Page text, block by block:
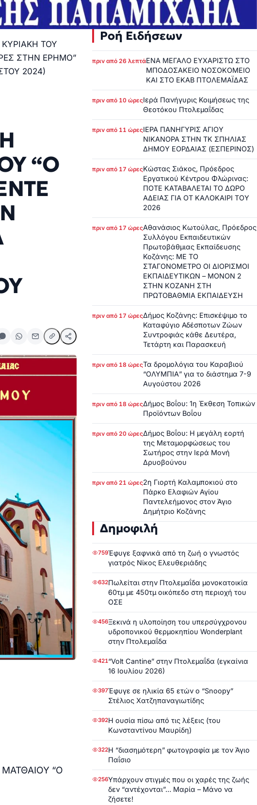
ΤΟΥ
ΣΤΗΝ ΕΡΗΜΟ”
2024)
“Ο
“Ο
Ροή Ειδήσεων
πριν από 26 λεπτάΕΝΑ ΜΕΓΑΛΟ ΕΥΧΑΡΙΣΤΩ ΣΤΟ
ΜΠΟΔΟΣΑΚΕΙΟ ΝΟΣΟΚΟΜΕΙΟ
ΚΑΙ ΣΤΟ ΕΚΑΒ ΠΤΟΛΕΜΑΪΔΑΣ
πριν από 10 ώρεςΙερά Πανήγυρις Κοιμήσεως της
Θεοτόκου Πτολεμαΐδας
πριν από 11 ώρεςΙΕΡΑ ΠΑΝΗΓΥΡΙΣ ΑΓΙΟΥ
ΝΙΚΑΝΟΡΑ ΣΤΗΝ ΤΚ ΣΠΗΛΙΑΣ
ΔΗΜΟΥ ΕΟΡΔΑΙΑΣ (ΕΣΠΕΡΙΝΟΣ)
πριν από 17 ώρεςΚώστας Σιάκος, Πρόεδρος
Εργατικού Κέντρου Φλώρινας:
ΠΟΤΕ ΚΑΤΑΒΑΛΕΤΑΙ ΤΟ ΔΩΡΟ
ΑΔΕΙΑΣ ΓΙΑ ΟΤ ΚΑΛΟΚΑΙΡΙ ΤΟΥ
2026
πριν από 17 ώρεςΑθανάσιος Κωτούλας, Πρόεδρος
Συλλόγου Εκπαιδευτικών
Πρωτοβάθμιας Εκπαίδευσης
Κοζάνης: ΜΕ ΤΟ
ΣΤΑΓΟΝΟΜΕΤΡΟ ΟΙ ΔΙΟΡΙΣΜΟΙ
ΕΚΠΑΙΔΕΥΤΙΚΩΝ – ΜΟΝΟΝ 2
ΣΤΗΝ ΚΟΖΑΝΗ ΣΤΗ
ΠΡΩΤΟΒΑΘΜΙΑ ΕΚΠΑΙΔΕΥΣΗ
πριν από 17 ώρεςΔήμος Κοζάνης: Επισκέψιμο το
Καταφύγιο Αδέσποτων Ζώων
Συντροφιάς κάθε Δευτέρα,
Τετάρτη και Παρασκευή
πριν από 18 ώρεςΤα δρομολόγια του Καραβιού
“ΟΛΥΜΠΙΑ” για το διάστημα 7-9
Αυγούστου 2026
πριν από 18 ώρεςΔήμος Βοΐου: 1η Έκθεση Τοπικών
Προϊόντων Βοΐου
πριν από 20 ώρεςΔήμος Βοΐου: Η μεγάλη εορτή
της Μεταμορφώσεως του
Σωτήρος στην Ιερά Μονή
Δρυοβούνου
πριν από 21 ώρες2η Γιορτή Καλαμποκιού στο
Πάρκο Ελαφιών Αγίου
Παντελεήμονος στον Άγιο
Δημήτριο Κοζάνης
Δημοφιλή
759Έφυγε ξαφνικά από τη ζωή ο γνωστός
γιατρός Νίκος Ελευθεριάδης
632Πωλείται στην Πτολεμαΐδα μονοκατοικία
60τμ με 450τμ οικόπεδο στη περιοχή του
ΟΣΕ
456Ξεκινά η υλοποίηση του υπερσύγχρονου
υδροπονικού θερμοκηπίου Wonderplant
στην Πτολεμαΐδα
421“Volt Cantine” στην Πτολεμαΐδα (εγκαίνια
16 Ιουλίου 2026)
397Έφυγε σε ηλικία 65 ετών ο “Snoopy”
Στέλιος Χατζηπαναγιωτίδης
392Η ουσία πίσω από τις λέξεις (του
Κωνσταντίνου Μαυρίδη)
322Η “διασημότερη” φωτογραφία με τον Άγιο
Παΐσιο
256Υπάρχουν στιγμές που οι χαρές της ζωής
δεν “αντέχονται”… Μαρία – Μάνο να
ζήσετε!